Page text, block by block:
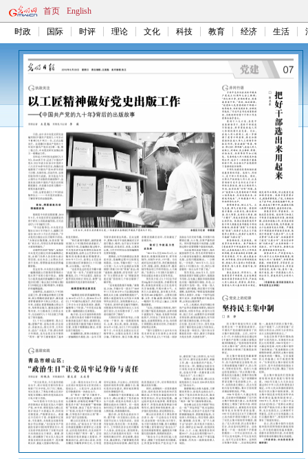
首页 English
时政 国际 时评 理论 文化 科技 教育 经济 生活